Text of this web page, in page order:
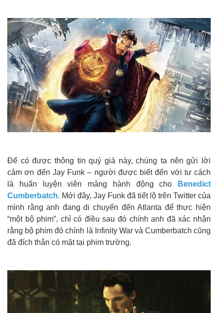
Để có được thông tin quý giá này, chúng ta nên gửi lời
cảm ơn đến Jay Funk – người được biết đến với tư cách
là huấn luyện viên mảng hành động cho
Benedict
Cumberbatch. Mới đây, Jay Funk đã tiết lộ trên Twitter của
mình rằng anh đang di chuyển đến Atlanta để thực hiện
“một bộ phim”, chỉ có điều sau đó chính anh đã xác nhận
rằng bộ phim đó chính là Infinity War và Cumberbatch cũng
đã đích thân có mặt tại phim trường.